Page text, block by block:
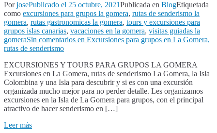
PorjosePublicado el 25 octubre, 2021Publicada en BlogEtiquetada
como excursiones para grupos la gomera, rutas de senderismo la
gomera, rutas gastronomicas la gomera, tours y excursiones para
grupos islas canarias, vacaciones en la gomera, visitas guiadas la
gomeraSin comentarios en Excursiones para grupos en La Gomera,
rutas de senderismo
EXCURSIONES Y TOURS PARA GRUPOS LA GOMERA
Excursiones en La Gomera, rutas de senderismo La Gomera, la Isla
Colombina y una Isla para descubrir y si es con una excursión
organizada mucho mejor para no perder detalle. Les organizamos
excursiones en la Isla de La Gomera para grupos, con el principal
atractivo de hacer senderismo en […]
Leer más